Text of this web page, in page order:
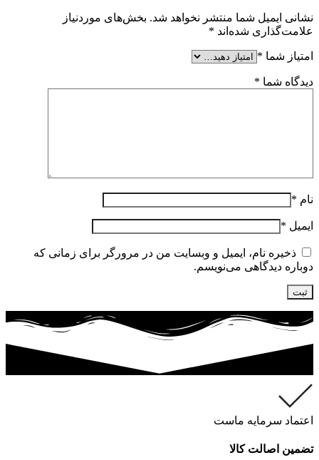
نشانی ایمیل شما منتشر نخواهد شد. بخش‌های موردنیاز
علامت‌گذاری شده‌اند *
امتیاز شما *
دیدگاه شما *
نام *
ایمیل *
ذخیره نام، ایمیل و وبسایت من در مرورگر برای زمانی که
دوباره دیدگاهی می‌نویسم.
اعتماد سرمایه ماست
تضمین اصالت کالا